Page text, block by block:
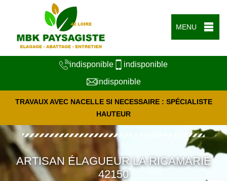
MENU
indisponible
indisponible
indisponible
TRAVAUX AVEC NACELLE SI NECESSAIRE : SPÉCIALISTE
HAUTEUR
ARTISAN ÉLAGUEUR LA RICAMARIE
42150